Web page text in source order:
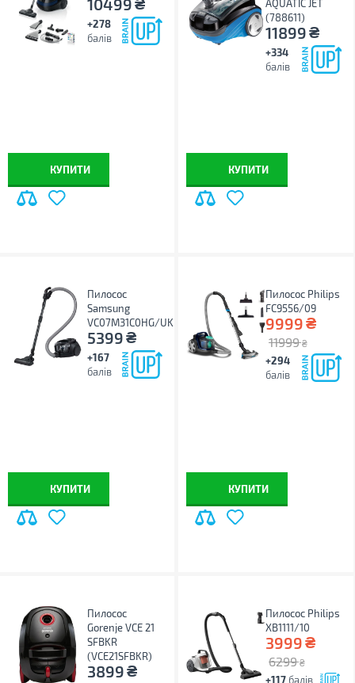
10499
+278
балів
КУПИТИ
AQUATIC JET
(788611)
11899₴
+334
балів
КУПИТИ
Пилосос
Samsung
VC07M31C0HG/UK
5399₴
+167
балів
КУПИТИ
Пилосос Philips
FC9556/09
9999₴
11999 ₴
+294
балів
КУПИТИ
Пилосос
Gorenje VCE 21
SFBKR
(VCE21SFBKR)
3899₴
Пилосос Philips
XB1111/10
3999₴
6299 ₴
+117 балів